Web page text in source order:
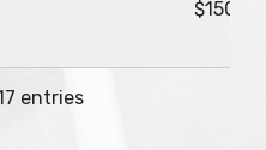
entries